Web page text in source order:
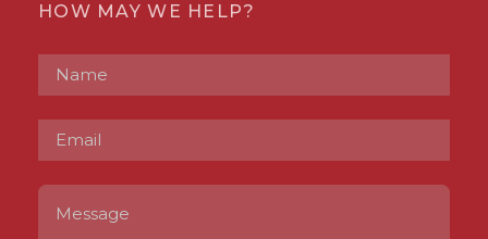
HOW MAY WE HELP?